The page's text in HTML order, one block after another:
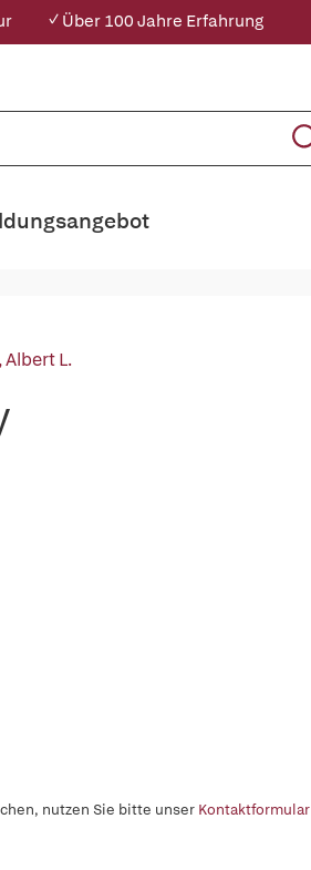
✓ Über 100 Jahre Erfahrung
Albert L.
nutzen Sie bitte unser Kontaktformular